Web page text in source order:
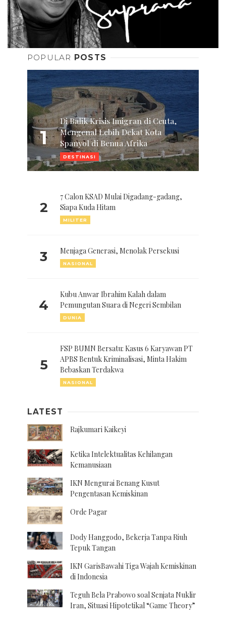
POPULAR POSTS
1
Di Balik Krisis Imigran di Ceuta,
Mengenal Lebih Dekat Kota
Spanyol di Benua Afrika
DESTINASI
2
7 Calon KSAD Mulai Digadang-gadang,
Siapa Kuda Hitam
MILITER
3 Menjaga Generasi, Menolak Persekusi
NASIONAL
4
Kubu Anwar Ibrahim Kalah dalam
Pemungutan Suara di Negeri Sembilan
DUNIA
5
FSP BUMN Bersatu: Kasus 6 Karyawan PT
APBS Bentuk Kriminalisasi, Minta Hakim
Bebaskan Terdakwa
NASIONAL
LATEST
Rajkumari Kaikeyi
Ketika Intelektualitas Kehilangan
Kemanusiaan
IKN Mengurai Benang Kusut
Pengentasan Kemiskinan
Orde Pagar
Dody Hanggodo, Bekerja Tanpa Riuh
Tepuk Tangan
IKN GarisBawahi Tiga Wajah Kemiskinan
di Indonesia
Teguh Bela Prabowo soal Senjata Nuklir
Iran, Situasi Hipotetikal “Game Theory”